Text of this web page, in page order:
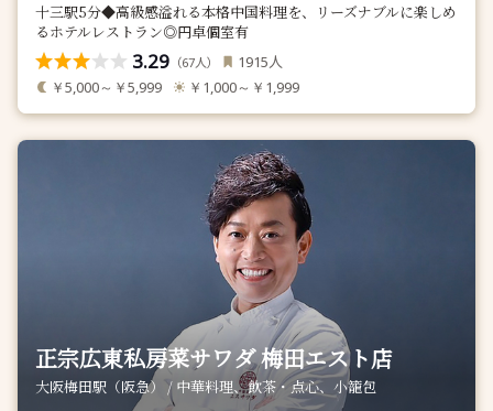
十三駅5分◆高級感溢れる本格中国料理を、リーズナブルに楽しめ
るホテルレストラン◎円卓個室有
3.29 （67人） 1915人
￥5,000～￥5,999 ￥1,000～￥1,999
正宗広東私房菜サワダ 梅田エスト店
大阪梅田駅（阪急） / 中華料理、飲茶・点心、小籠包